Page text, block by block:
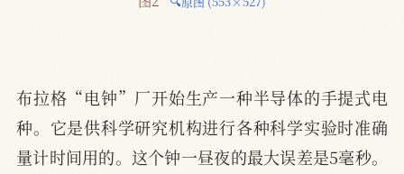
布拉格“电钟”厂开始生产一种半导体的手提式电
种。它是供科学研究机构进行各种科学实验时准确
量计时间用的。这个钟一昼夜的最大误差是5毫秒。